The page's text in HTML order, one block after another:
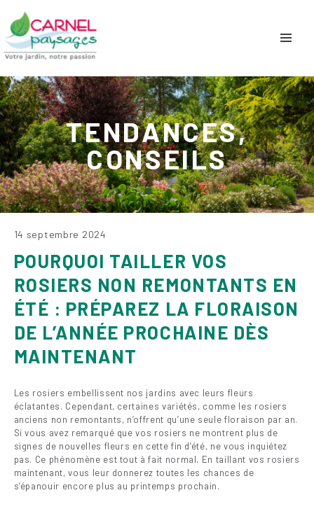
TENDANCES,
CONSEILS
14 septembre 2024
POURQUOI TAILLER VOS
ROSIERS NON REMONTANTS EN
ÉTÉ : PRÉPAREZ LA FLORAISON
DE L’ANNÉE PROCHAINE DÈS
MAINTENANT
Les rosiers embellissent nos jardins avec leurs fleurs
éclatantes. Cependant, certaines variétés, comme les rosiers
anciens non remontants, n’offrent qu’une seule floraison par an.
Si vous avez remarqué que vos rosiers ne montrent plus de
signes de nouvelles fleurs en cette fin d’été, ne vous inquiétez
pas. Ce phénomène est tout à fait normal. En taillant vos rosiers
maintenant, vous leur donnerez toutes les chances de
s’épanouir encore plus au printemps prochain.